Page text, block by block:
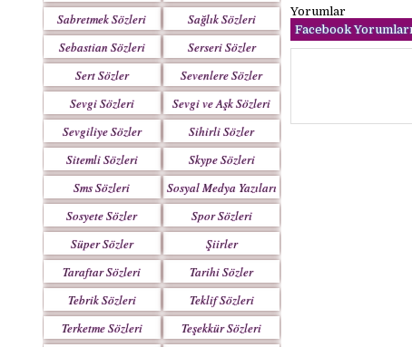
Sabretmek Sözleri
Sağlık Sözleri
Sebastian Sözleri
Serseri Sözler
Sert Sözler
Sevenlere Sözler
Sevgi Sözleri
Sevgi ve Aşk Sözleri
Sevgiliye Sözler
Sihirli Sözler
Sitemli Sözleri
Skype Sözleri
Sms Sözleri
Sosyal Medya Yazıları
Sosyete Sözler
Mesajlar
Spor Sözleri
Süper Sözler
Şiirler
Taraftar Sözleri
Tarihi Sözler
Tebrik Sözleri
Teklif Sözleri
Terketme Sözleri
Teşekkür Sözleri
Yorumlar
Facebook Yorumları